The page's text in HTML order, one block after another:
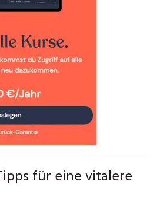
für eine vitalere